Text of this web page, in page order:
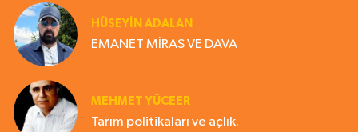
HÜSEYIN ADALAN
EMANET MİRAS VE DAVA
MEHMET YÜCEER
Tarım politikaları ve açlık.